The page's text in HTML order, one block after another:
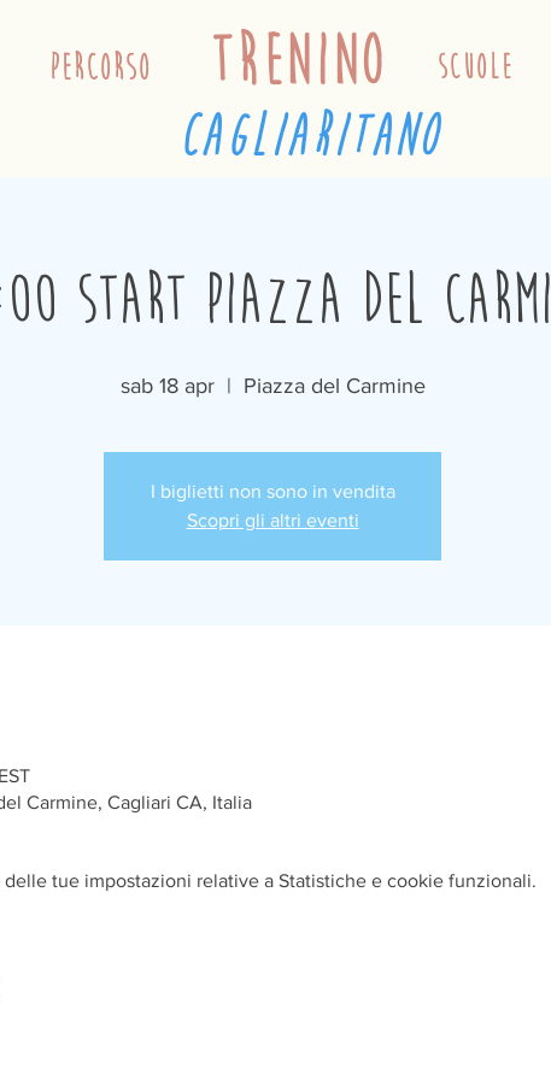
percorso trenino scuole
cagliaritano
Start Piazza del
sab 18 apr
  |
Piazza del Carmine
I biglietti non sono in vendita
Scopri gli altri eventi
Carmine, Cagliari CA, Italia
tue impostazioni relative a Statistiche e cookie funzionali.